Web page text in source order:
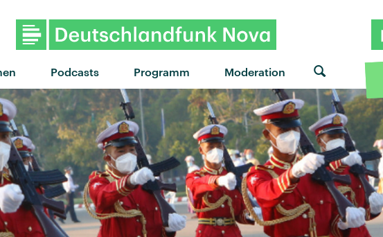
Podcasts Programm Moderation
"The Seed" von The Roots feat. Cody Chestnutt ·